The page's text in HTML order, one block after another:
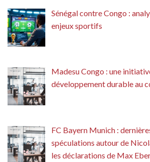
Sénégal contre Congo :
enjeux sportifs
Madesu Congo : une
développement durable au
FC Bayern Munich :
spéculations autour de
les déclarations de Max